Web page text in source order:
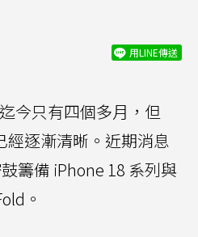
用LINE傳送
今只有四個多月，但
經逐漸清晰。近期消息
籌備 iPhone 18 系列與
。